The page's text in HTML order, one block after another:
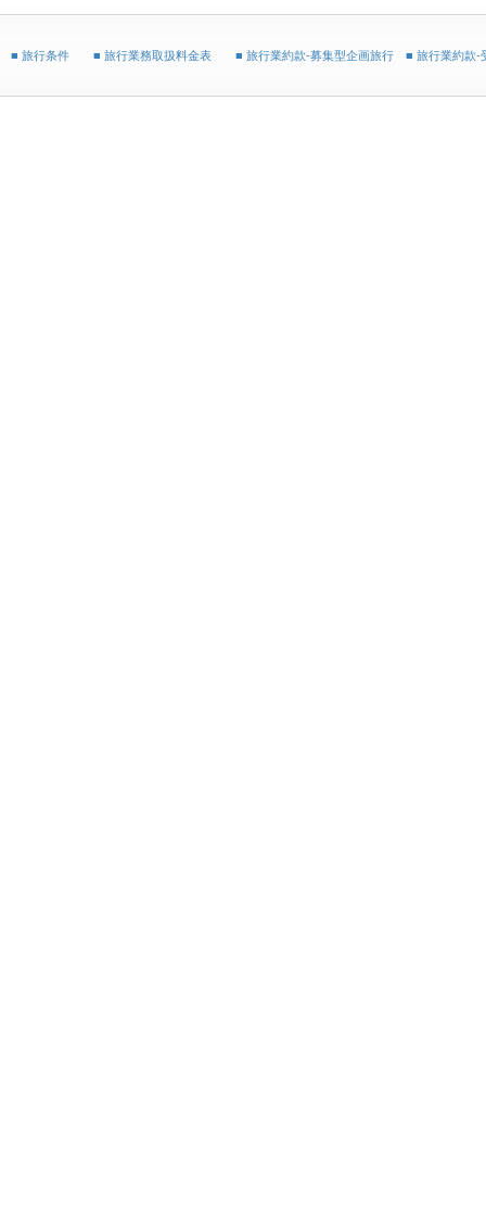
■ 旅行条件 ■ 旅行業務取扱料金表 ■ 旅行業約款-募集型企画旅行 ■ 旅行業約款-